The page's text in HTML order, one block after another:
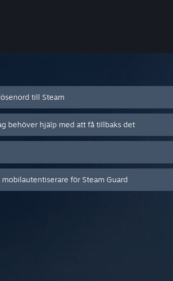
till Steam
behöver hjälp med att få tillbaks det
för Steam Guard